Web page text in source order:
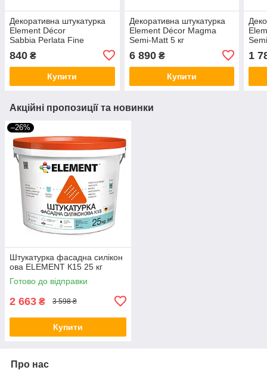
Декоративна штукатурка
Element Décor
Sabbia Perlata Fine
пігментами 1 кг
840 ₴
Купити
Декоративна штукатурка
Element Décor Magma
Semi-Matt 5 кг
6 890₴
Купити
1
Акційні пропозиції та новинки
–26%
Штукатурка фасадна силікон
ова ELEMENT К15 25 кг
Готово до відправки
2 663 ₴ 3 598 ₴
Купити
Про нас